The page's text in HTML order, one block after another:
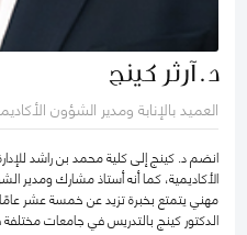
د. آرثر كينج
العميد بالإنابة ومدير الشؤون
انضم د. كينج إلى كلية محمد بن راشد
الأكاديمية، كما أنه أستاذ مشارك ومدير
مهني يتمتع بخبرة تزيد عن خمسة عشر عامًا
الدكتور كينج بالتدريس في جامعات